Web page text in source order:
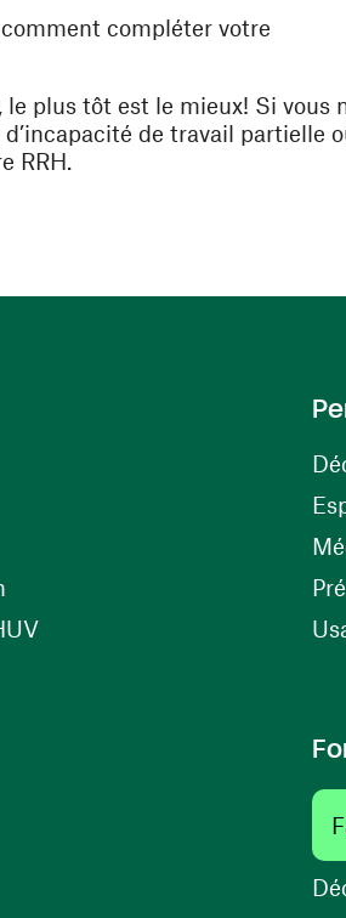
compléter votre
plus tôt est le mieux! Si vous
de travail partielle
RRH.
window)
(opens in a new window)
in a new window)
in a new window)